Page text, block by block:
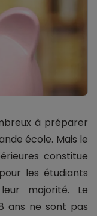
à préparer
école. Mais le
constitue
les étudiants
majorité. Le
ans ne sont pas